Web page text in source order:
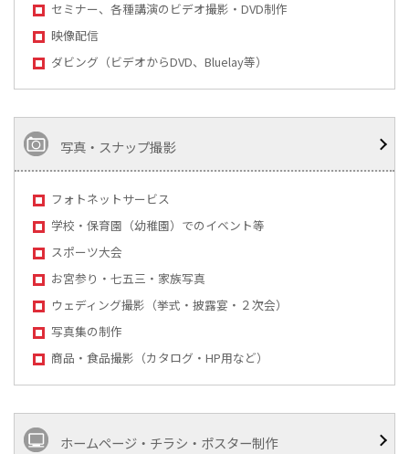
セミナー、各種講演のビデオ撮影・DVD制作
映像配信
ダビング（ビデオからDVD、Bluelay等）
写真・スナップ撮影
フォトネットサービス
学校・保育園（幼稚園）でのイベント等
スポーツ大会
お宮参り・七五三・家族写真
ウェディング撮影（挙式・披露宴・２次会）
写真集の制作
商品・食品撮影（カタログ・HP用など）
ホームページ・チラシ・ポスター制作